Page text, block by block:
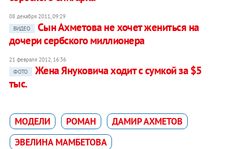
08 декабря 2011, 09:29
ВИДЕО
Сын Ахметова не хочет жениться на
дочери сербского миллионера
21 февраля 2012, 16:36
ФОТО
Жена Януковича ходит с сумкой за $5
тыс.
МОДЕЛИ РОМАН
ДАМИР АХМЕТОВ
ЭВЕЛИНА МАМБЕТОВА